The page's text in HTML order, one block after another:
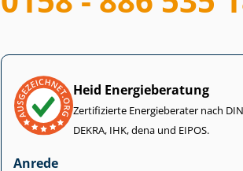
Heid Energieberatung
Zertifizierte Energieberater nach
DEKRA, IHK, dena und EIPOS.
Anrede